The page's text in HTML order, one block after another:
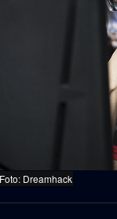
Dreamhack